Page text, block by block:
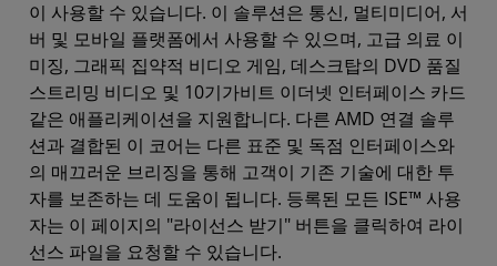
이 사용할 수 있습니다. 이 솔루션은 통신, 멀티미디어, 서
버 및 모바일 플랫폼에서 사용할 수 있으며, 고급 의료 이
미징, 그래픽 집약적 비디오 게임, 데스크탑의 DVD 품질
스트리밍 비디오 및 10기가비트 이더넷 인터페이스 카드
같은 애플리케이션을 지원합니다. 다른 AMD 연결 솔루
션과 결합된 이 코어는 다른 표준 및 독점 인터페이스와
의 매끄러운 브리징을 통해 고객이 기존 기술에 대한 투
자를 보존하는 데 도움이 됩니다. 등록된 모든 ISE™ 사용
자는 이 페이지의 "라이선스 받기" 버튼을 클릭하여 라이
선스 파일을 요청할 수 있습니다.